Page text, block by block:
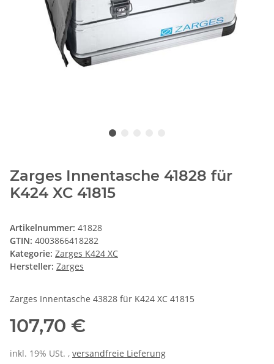
Zarges Innentasche 41828 für
K424 XC 41815
Artikelnummer: 41828
GTIN: 4003866418282
Kategorie: Zarges K424 XC
Hersteller: Zarges
Zarges Innentasche 43828 für K424 XC 41815
107,70 €
inkl. 19% USt. , versandfreie Lieferung